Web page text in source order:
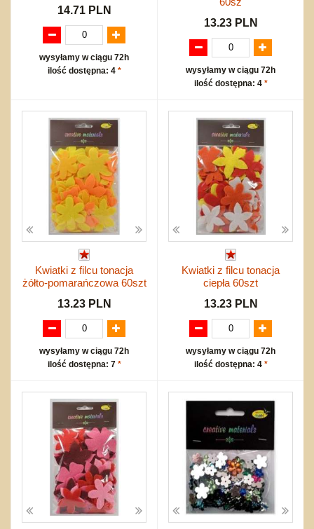
14.71 PLN
wysyłamy w ciągu 72h
ilość dostępna: 4 *
13.23 PLN
wysyłamy w ciągu 72h
ilość dostępna: 4 *
Kwiatki z filcu tonacja
żółto-pomarańczowa 60szt
13.23 PLN
wysyłamy w ciągu 72h
ilość dostępna: 7 *
Kwiatki z filcu tonacja
ciepła 60szt
13.23 PLN
wysyłamy w ciągu 72h
ilość dostępna: 4 *